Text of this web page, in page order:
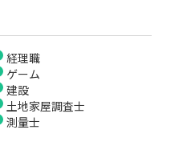
経理職
ゲーム
建設
土地家屋調査士
測量士